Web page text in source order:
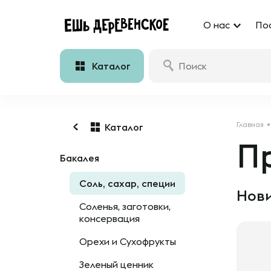
О нас
Каталог
Каталог
Бакалея
Соль, сахар, специи
Соленья, заготовки,
консервация
Орехи и Сухофрукты
Зеленый ценник
Главная